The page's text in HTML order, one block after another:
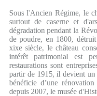
Sous l'Ancien Régime, le
surtout de caserne et
dégradation pendant la
de poudre, en 1800,
xixe siècle, le château
intérêt patrimonial est
restaurations sont
partir de 1915, il devient
bénéficie d’une
depuis 2007, le musée